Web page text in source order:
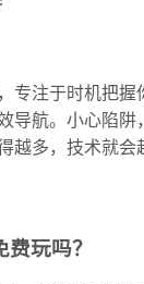
专注于时机把握
导航。小心陷阱
越多，技术就会
玩吗？